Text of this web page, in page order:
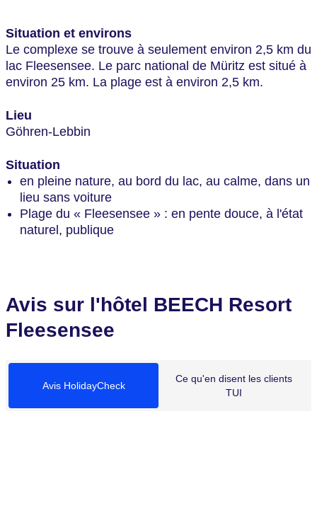
Situation et environs
Le complexe se trouve à seulement environ 2,5 km du
lac Fleesensee. Le parc national de Müritz est situé à
environ 25 km. La plage est à environ 2,5 km.
Lieu
Göhren-Lebbin
Situation
en pleine nature, au bord du lac, au calme, dans un
lieu sans voiture
Plage du « Fleesensee » : en pente douce, à l'état
naturel, publique
Avis sur l'hôtel BEECH Resort
Fleesensee
Avis HolidayCheck
Ce qu'en disent les clients
TUI